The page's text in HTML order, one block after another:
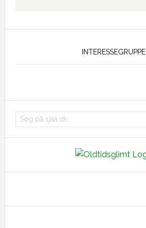
INTERESSEGRUPPE
Søg
på